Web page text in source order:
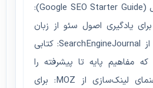
راهنمای مبتدیان گوگل (Google SEO Starter Guide):
یادگیری اصول سئو از زبان
خود گوگل. SEO 101 از SearchEngineJournal: کتابی
صفحه که مفاهیم پایه تا پیشرفته را
پوشش می‌دهد. راهنمای لینک‌سازی از MOZ: برای